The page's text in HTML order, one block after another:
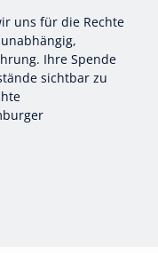
uns für die Rechte
Ihre Spende
sichtbar zu